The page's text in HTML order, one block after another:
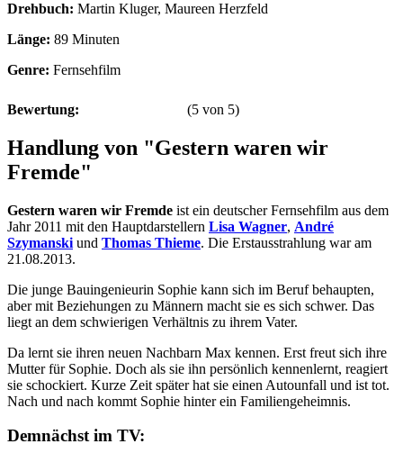
Drehbuch: Martin Kluger, Maureen Herzfeld
Länge: 89 Minuten
Genre: Fernsehfilm
Bewertung: (5 von 5)
Handlung von "Gestern waren wir
Fremde"
Gestern waren wir Fremde ist ein deutscher Fernsehfilm aus dem
Jahr 2011 mit den Hauptdarstellern Lisa Wagner, André
Szymanski und Thomas Thieme. Die Erstausstrahlung war am
21.08.2013.
Die junge Bauingenieurin Sophie kann sich im Beruf behaupten,
aber mit Beziehungen zu Männern macht sie es sich schwer. Das
liegt an dem schwierigen Verhältnis zu ihrem Vater.
Da lernt sie ihren neuen Nachbarn Max kennen. Erst freut sich ihre
Mutter für Sophie. Doch als sie ihn persönlich kennenlernt, reagiert
sie schockiert. Kurze Zeit später hat sie einen Autounfall und ist tot.
Nach und nach kommt Sophie hinter ein Familiengeheimnis.
Demnächst im TV: